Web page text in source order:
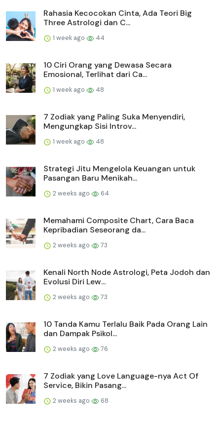
Rahasia Kecocokan Cinta, Ada Teori Big
Three Astrologi dan C...
1 week ago 44
10 Ciri Orang yang Dewasa Secara
Emosional, Terlihat dari Ca...
1 week ago 48
7 Zodiak yang Paling Suka Menyendiri,
Mengungkap Sisi Introv...
1 week ago 48
Strategi Jitu Mengelola Keuangan untuk
Pasangan Baru Menikah...
2 weeks ago 64
Memahami Composite Chart, Cara Baca
Kepribadian Seseorang da...
2 weeks ago 73
Kenali North Node Astrologi, Peta Jodoh dan
Evolusi Diri Lew...
2 weeks ago 73
10 Tanda Kamu Terlalu Baik Pada Orang Lain
dan Dampak Psikol...
2 weeks ago 76
7 Zodiak yang Love Language-nya Act Of
Service, Bikin Pasang...
2 weeks ago 68